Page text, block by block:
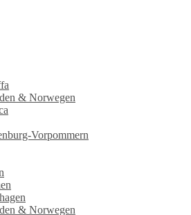
& Norwegen
Vorpommern
& Norwegen